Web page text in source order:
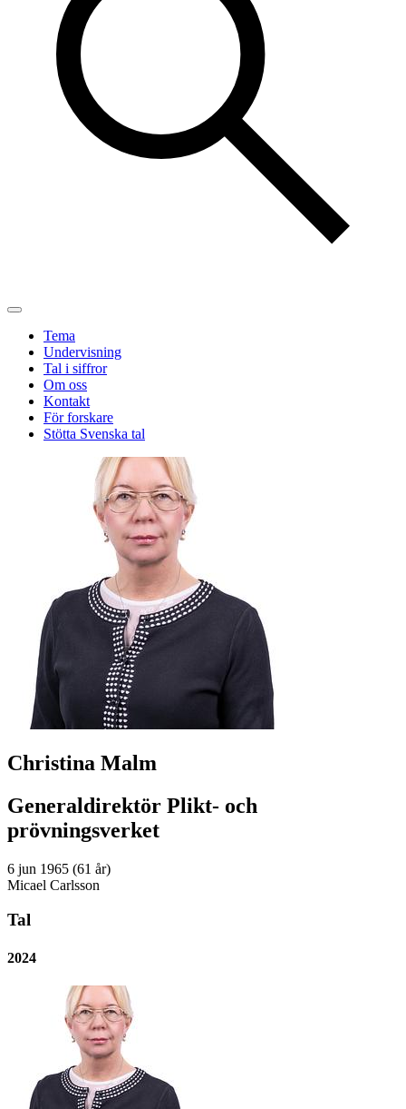
Tema
Undervisning
Tal i siffror
Om oss
Kontakt
För forskare
Stötta Svenska tal
Christina Malm
Generaldirektör Plikt- och
prövningsverket
6 jun 1965 (61 år)
Micael Carlsson
Tal
2024